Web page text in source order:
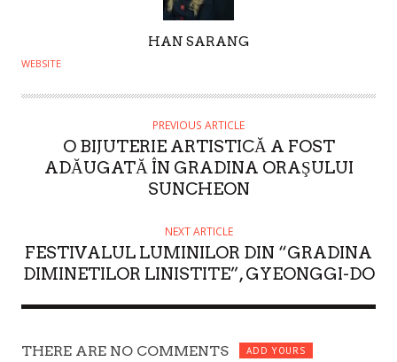
U
H
HAN SARANG
WEBSITE
PREVIOUS ARTICLE
O BIJUTERIE ARTISTICĂ A FOST
ADĂUGATĂ ÎN GRADINA ORAŞULUI
SUNCHEON
NEXT ARTICLE
FESTIVALUL LUMINILOR DIN “GRADINA
DIMINETILOR LINISTITE”, GYEONGGI-DO
THERE ARE NO COMMENTS ADD YOURS